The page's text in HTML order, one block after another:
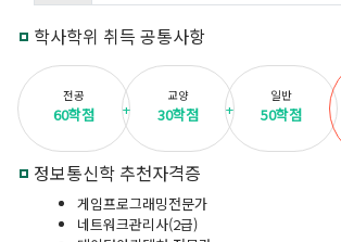
학사학위 취득 공통사항
전공
60학점
교양
30학점
일반
50학점
정보통신학 추천자격증
게임프로그래밍전문가
네트워크관리사(2급)